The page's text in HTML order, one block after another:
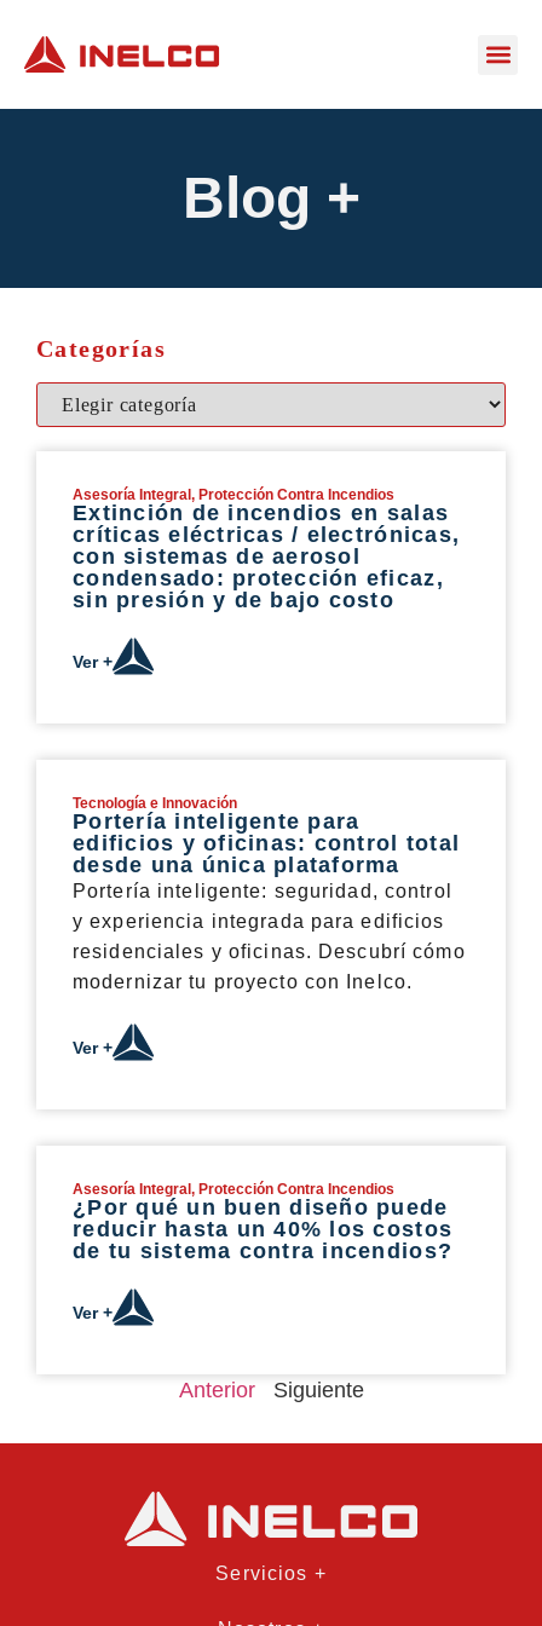
Blog +
Asesoría Integral , Protección Contra Incendios
Extinción de incendios en salas
críticas eléctricas / electrónicas,
con sistemas de aerosol
condensado: protección eficaz,
sin presión y de bajo costo
Ver +
Tecnología e Innovación
Portería inteligente para
edificios y oficinas: control total
desde una única plataforma
Portería inteligente: seguridad, control
y experiencia integrada para edificios
residenciales y oficinas. Descubrí cómo
modernizar tu proyecto con Inelco.
Ver +
Asesoría Integral , Protección Contra Incendios
¿Por qué un buen diseño puede
reducir hasta un 40% los costos
de tu sistema contra incendios?
Ver +
Anterior Siguiente
Categorías
Servicios +